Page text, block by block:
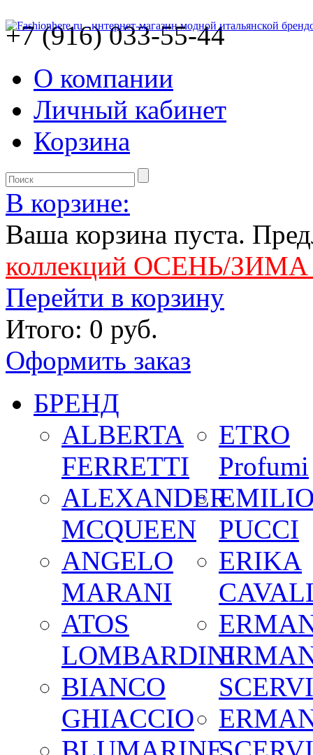
+7 (916) 033-55-44
О компании
Личный кабинет
Корзина
В корзине:
Ваша корзина пуста.
коллекций ОСЕНЬ/ЗИМА
Перейти в корзину
Итого: 0 руб.
Оформить заказ
БРЕНД
ALBERTA
FERRETTI
ALEXANDER
MCQUEEN
ANGELO
MARANI
ATOS
LOMBARDINI
BIANCO
GHIACCIO
ETRO
Profumi
PUCCI
ERIKA